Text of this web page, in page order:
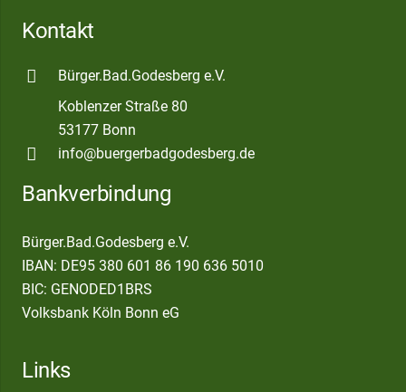
Kontakt
Bürger.Bad.Godesberg e.V.
Koblenzer Straße 80
53177 Bonn
info@buergerbadgodesberg.de
Bankverbindung
Bürger.Bad.Godesberg e.V.
IBAN: DE95 380 601 86 190 636 5010
BIC: GENODED1BRS
Volksbank Köln Bonn eG
Links